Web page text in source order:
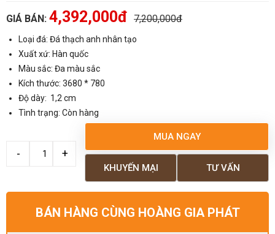
GIÁ BÁN: 4,392,000đ 7,200,000đ
Loại đá: Đá thạch anh nhân tạo
Xuất xứ: Hàn quốc
Màu sắc: Đa màu sắc
Kích thước: 3680 * 780
Độ dày: 1,2 cm
Tình trạng: Còn hàng
MUA NGAY
TƯ VẤN
KHUYẾN MẠI
BÁN HÀNG CÙNG HOÀNG GIA PHÁT